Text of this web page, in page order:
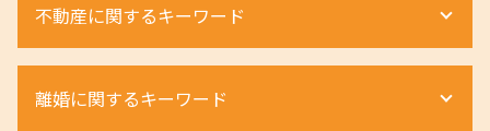
限定承認 わかりやすく
相続 土地
相続放棄 期間
不動産に関するキーワード
相続 不動産 名義変更
離婚に関するキーワード